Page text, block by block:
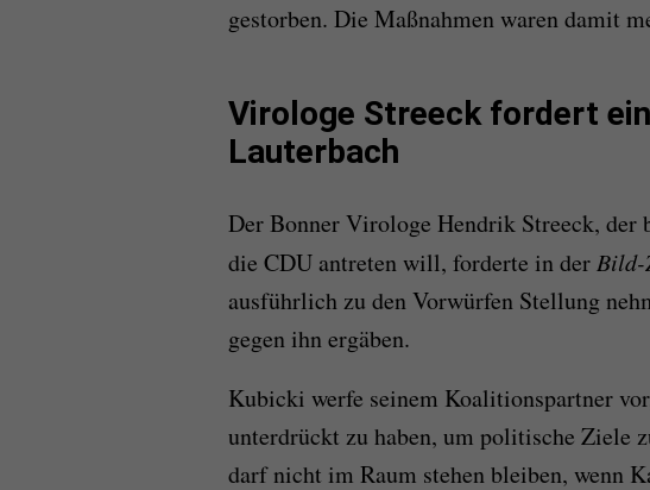
gestorben. Die Maßnahmen waren damit
Virologe Streeck fordert
Lauterbach
Der Bonner Virologe Hendrik Streeck, der
die CDU antreten will, forderte in der Bild-
ausführlich zu den Vorwürfen Stellung
gegen ihn ergäben.
Kubicki werfe seinem Koalitionspartner
unterdrückt zu haben, um politische Ziele
darf nicht im Raum stehen bleiben, wenn